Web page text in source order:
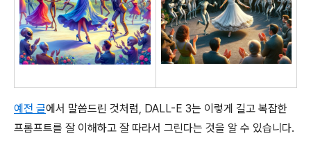
예전 글에서 말씀드린 것처럼, DALL-E 3는 이렇게 길고 복잡한
프롬프트를 잘 이해하고 잘 따라서 그린다는 것을 알 수 있습니다.